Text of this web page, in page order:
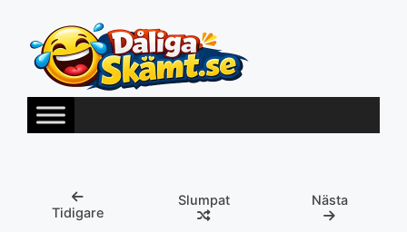
innehåll
Tidigare
Slumpat Nästa